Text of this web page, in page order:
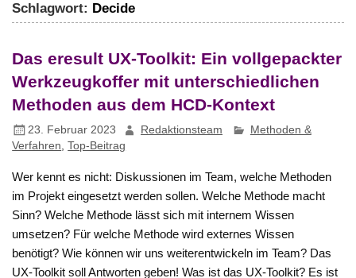
Schlagwort: Decide
Das eresult UX-Toolkit: Ein vollgepackter
Werkzeugkoffer mit unterschiedlichen
Methoden aus dem HCD-Kontext
23. Februar 2023 Redaktionsteam
Methoden &
Verfahren ,Top-Beitrag
Wer kennt es nicht: Diskussionen im Team, welche Methoden
im Projekt eingesetzt werden sollen. Welche Methode macht
Sinn? Welche Methode lässt sich mit internem Wissen
umsetzen? Für welche Methode wird externes Wissen
benötigt? Wie können wir uns weiterentwickeln im Team? Das
UX-Toolkit soll Antworten geben! Was ist das UX-Toolkit? Es ist